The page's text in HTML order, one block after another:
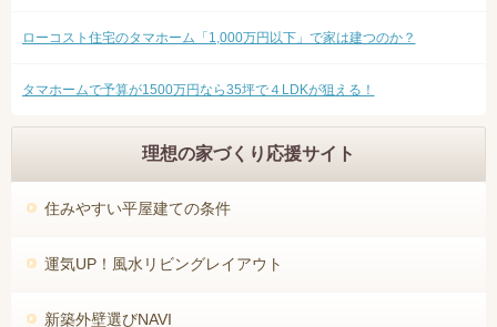
ローコスト住宅のタマホーム「1,000万円以下」で家は建つのか？
タマホームで予算が1500万円なら35坪で４LDKが狙える！
理想の家づくり応援サイト
住みやすい平屋建ての条件
運気UP！風水リビングレイアウト
新築外壁選びNAVI